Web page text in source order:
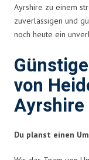
Ayrshire zu einem
zuverlässigen und
noch heute ein
von
Ayrshire
Du planst einen